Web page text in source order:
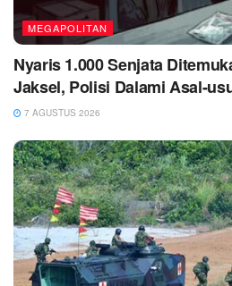
MEGAPOLITAN
Nyaris 1.000 Senjata
Jaksel, Polisi Dalami Asal-
7 AGUSTUS 2026